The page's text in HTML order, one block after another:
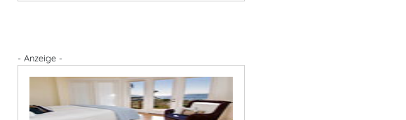
- Anzeige -